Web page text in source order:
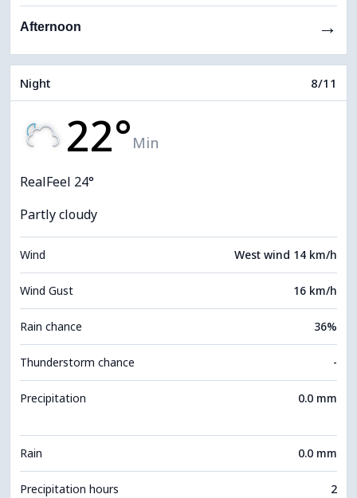
Afternoon →
Night 8/11
22° Min
RealFeel 24°
Partly cloudy
Wind West wind 14 km/h
Wind Gust 16 km/h
Rain chance 36%
Thunderstorm chance -
Precipitation 0.0 mm
Rain 0.0 mm
Precipitation hours 2